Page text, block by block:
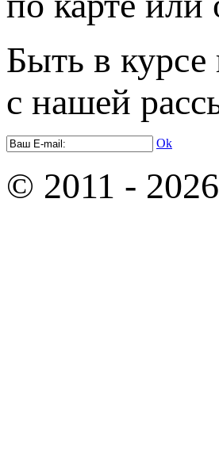
Быть в курсе
с нашей
Ok
© 2011 -